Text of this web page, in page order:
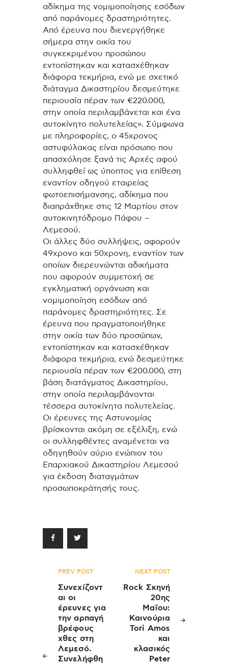
αδίκημα της νομιμοποίησης εσόδων
από παράνομες δραστηριότητες.
Από έρευνα που διενεργήθηκε
σήμερα στην οικία του
συγκεκριμένου προσώπου
εντοπίστηκαν και κατασχέθηκαν
διάφορα τεκμήρια, ενώ με σχετικό
διάταγμα Δικαστηρίου δεσμεύτηκε
περιουσία πέραν των €220.000,
στην οποία περιλαμβάνεται και ένα
αυτοκίνητο πολυτελείας». Σύμφωνα
με πληροφορίες, ο 45χρονος
αστυφύλακας είναι πρόσωπο που
απασχόλησε ξανά τις Αρχές αφού
συλληφθεί ως ύποπτος για επίθεση
εναντίον οδηγού εταιρείας
φωτοεπισήμανσης, αδίκημα που
διαπράχθηκε στις 12 Μαρτίου στον
αυτοκινητόδρομο Πάφου –
Λεμεσού.
Οι άλλες δύο συλλήψεις, αφορούν
49χρονο και 50χρονη, εναντίον των
οποίων διερευνώνται αδικήματα
που αφορούν συμμετοχή σε
εγκληματική οργάνωση και
νομιμοποίηση εσόδων από
παράνομες δραστηριότητες. Σε
έρευνα που πραγματοποιήθηκε
στην οικία των δύο προσώπων,
εντοπίστηκαν και κατασχέθηκαν
διάφορα τεκμήρια, ενώ δεσμεύτηκε
περιουσία πέραν των €200.000, στη
βάση διατάγματος Δικαστηρίου,
στην οποία περιλαμβάνονται
τέσσερα αυτοκίνητα πολυτελείας.
Οι έρευνες της Αστυνομίας
βρίσκονται ακόμη σε εξέλιξη, ενώ
οι συλληφθέντες αναμένεται να
οδηγηθούν αύριο ενώπιον του
Επαρχιακού Δικαστηρίου Λεμεσού
για έκδοση διαταγμάτων
προσωποκράτησής τους.
Πλοήγηση
άρθρων
PREV POST
Συνεχίζοντ
αι οι
έρευνες για
την αρπαγή
βρέφους
χθες στη
Λεμεσό.
Συνελήφθη
NEXT POST
Rock Σκηνή
20ης
Μαΐου:
Καινούρια
Tori Amos
και
κλασικός
Peter